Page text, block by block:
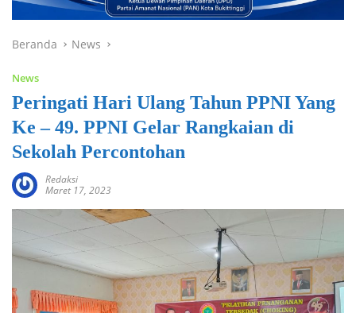
Beranda News
News
Peringati Hari Ulang Tahun PPNI Yang
Ke – 49. PPNI Gelar Rangkaian di
Sekolah Percontohan
Redaksi
Maret 17, 2023